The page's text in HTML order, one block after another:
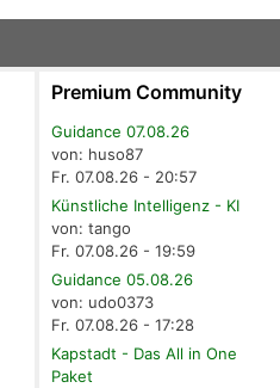
Premium Community
Guidance 07.08.26
von: huso87
Fr. 07.08.26 - 20:57
Künstliche Intelligenz - KI
von: tango
Fr. 07.08.26 - 19:59
Guidance 05.08.26
von: udo0373
Fr. 07.08.26 - 17:28
Kapstadt - Das All in One
Paket